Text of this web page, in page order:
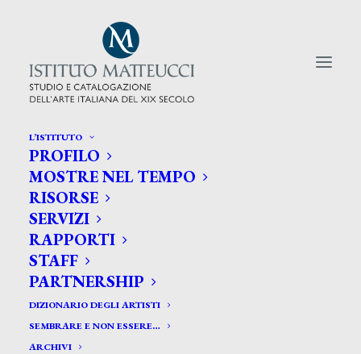
L’ISTITUTO
PROFILO
MOSTRE NEL TEMPO
RISORSE
SERVIZI
RAPPORTI
STAFF
PARTNERSHIP
DIZIONARIO DEGLI ARTISTI
SEMBRARE E NON ESSERE…
ARCHIVI
CERCA TRA GLI ARTISTI:
Search
for: